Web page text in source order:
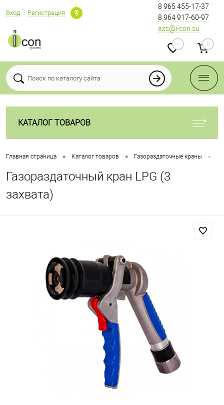
Вход Регистрация
8 965 455-17-37
8 964 917-60-97
azs@i-con.su
0 0
КАТАЛОГ ТОВАРОВ
Главная страница • Каталог товаров • Газораздаточные краны •
Газораздаточный кран LPG (3
захвата)